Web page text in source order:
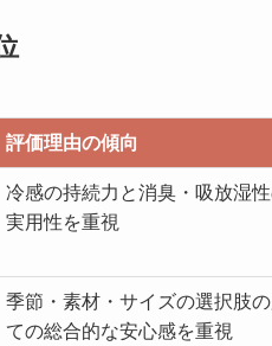
評価理由の傾向
冷感の持続力と消臭・吸放湿
実用性を重視
季節・素材・サイズの選択肢
ての総合的な安心感を重視